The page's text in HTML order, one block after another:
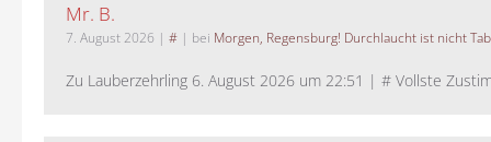
Mr. B.
7. August 2026 | # | bei Morgen, Regensburg! Durchlaucht ist nicht
Zu Lauberzehrling 6. August 2026 um 22:51 | # Vollste